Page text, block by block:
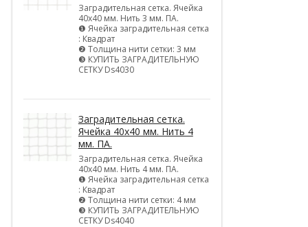
Заградительная сетка. Ячейка
40х40 мм. Нить 3 мм. ПА.
❶ Ячейка заградительная сетка
: Квадрат
❷ Толщина нити сетки: 3 мм
❸ КУПИТЬ ЗАГРАДИТЕЛЬНУЮ
СЕТКУ Ds4030
Заградительная сетка.
Ячейка 40х40 мм. Нить 4
мм. ПА.
Заградительная сетка. Ячейка
40х40 мм. Нить 4 мм. ПА.
❶ Ячейка заградительная сетка
: Квадрат
❷ Толщина нити сетки: 4 мм
❸ КУПИТЬ ЗАГРАДИТЕЛЬНУЮ
СЕТКУ Ds4040